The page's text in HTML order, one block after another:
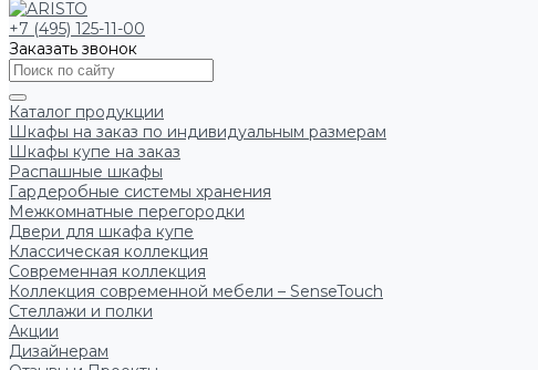
+7 (495) 125-11-00
Заказать звонок
Каталог продукции
Шкафы на заказ по индивидуальным размерам
Шкафы купе на заказ
Распашные шкафы
Гардеробные системы хранения
Межкомнатные перегородки
Двери для шкафа купе
Классическая коллекция
Современная коллекция
Коллекция современной мебели – SenseTouch
Стеллажи и полки
Акции
Дизайнерам